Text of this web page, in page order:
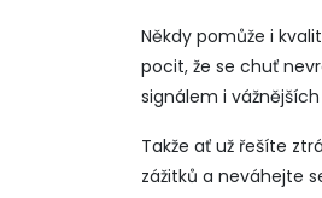
Někdy pomůže i
pocit, že se chuť
signálem i
Takže ať už řešíte
zážitků a neváhejte